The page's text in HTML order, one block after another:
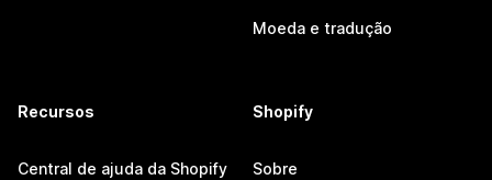
Moeda e tradução
Recursos
Central de ajuda da Shopify
Shopify
Sobre